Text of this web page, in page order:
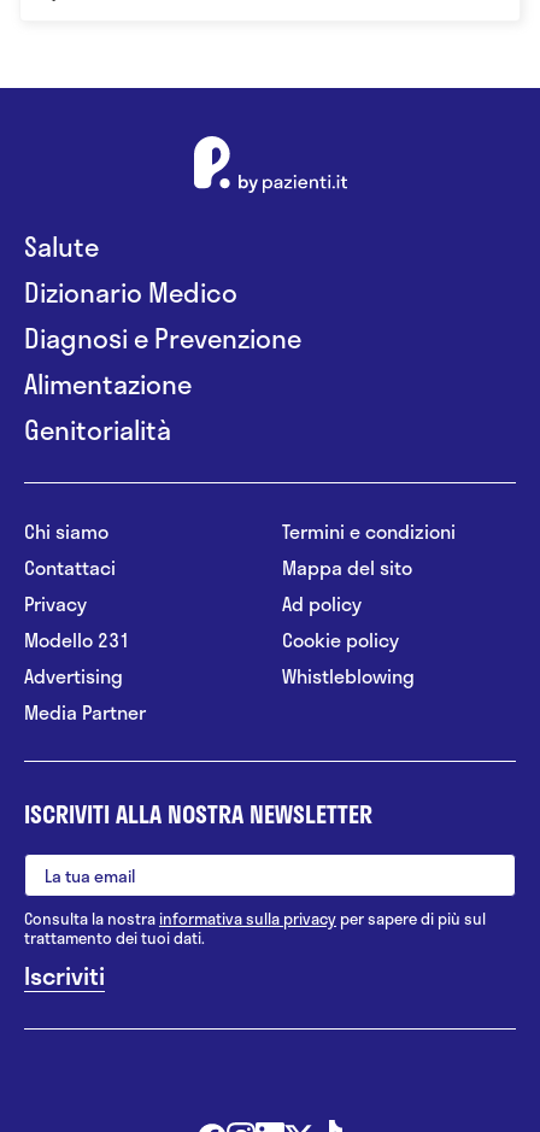
Salute
Dizionario Medico
Diagnosi e Prevenzione
Alimentazione
Genitorialità
Chi siamo
Contattaci
Privacy
Modello 231
Advertising
Media Partner
Termini e condizioni
Mappa del sito
Ad policy
Cookie policy
Whistleblowing
ISCRIVITI ALLA NOSTRA NEWSLETTER
Consulta la nostrainformativa sulla privacy per sapere di più sul
trattamento dei tuoi dati.